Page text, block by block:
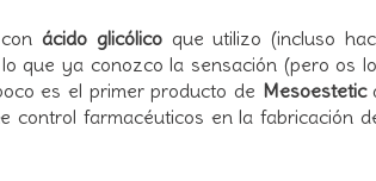
ácido glicólicoque utilizo (incluso
que ya conozco la sensación (pero os
es el primer producto de Mesoestetic
control farmacéuticos en la fabricación